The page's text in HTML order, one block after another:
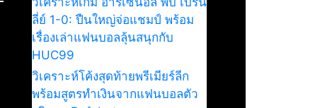
ลี่ย์ 1-0: ปืนใหญ่จ่อแชมป์ พร้อม
เรื่องเล่าแฟนบอลลุ้นสนุกกับ
HUC99
วิเคราะห์โค้งสุดท้ายพรีเมียร์ลีก
พร้อมสูตรทำเงินจากแฟนบอลตัว